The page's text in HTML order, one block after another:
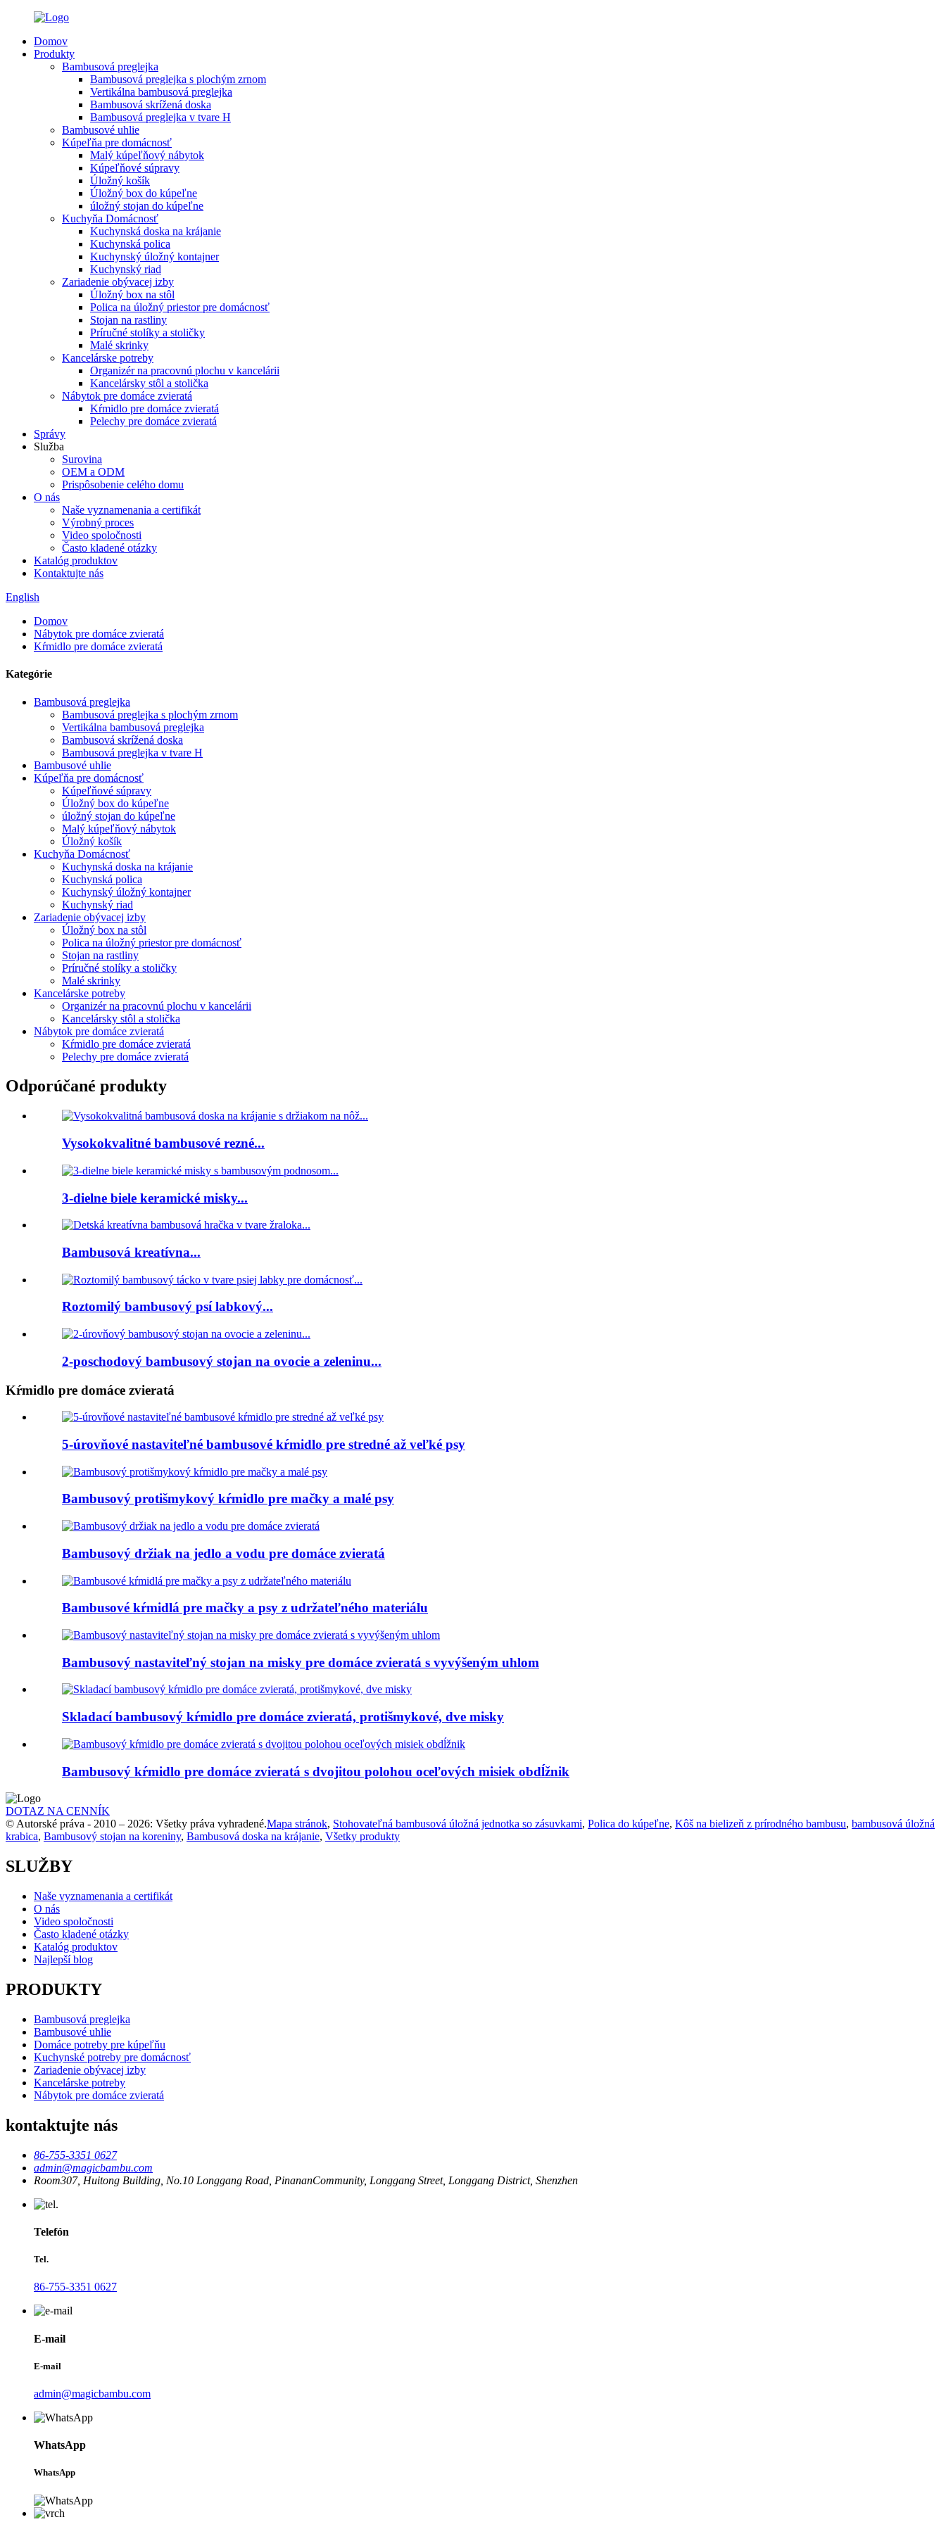
Domov
Produkty
Bambusová preglejka
Bambusová preglejka s plochým zrnom
Vertikálna bambusová preglejka
Bambusová skrížená doska
Bambusová preglejka v tvare H
Bambusové uhlie
Kúpeľňa pre domácnosť
Malý kúpeľňový nábytok
Kúpeľňové súpravy
Úložný košík
Úložný box do kúpeľne
úložný stojan do kúpeľne
Kuchyňa Domácnosť
Kuchynská doska na krájanie
Kuchynská polica
Kuchynský úložný kontajner
Kuchynský riad
Zariadenie obývacej izby
Úložný box na stôl
Polica na úložný priestor pre domácnosť
Stojan na rastliny
Príručné stolíky a stoličky
Malé skrinky
Kancelárske potreby
Organizér na pracovnú plochu v kancelárii
Kancelársky stôl a stolička
Nábytok pre domáce zvieratá
Kŕmidlo pre domáce zvieratá
Pelechy pre domáce zvieratá
Správy
Služba
Surovina
OEM a ODM
Prispôsobenie celého domu
O nás
Naše vyznamenania a certifikát
Výrobný proces
Video spoločnosti
Často kladené otázky
Katalóg produktov
Kontaktujte nás
English
Domov
Nábytok pre domáce zvieratá
Kŕmidlo pre domáce zvieratá
Kategórie
Bambusová preglejka
Bambusová preglejka s plochým zrnom
Vertikálna bambusová preglejka
Bambusová skrížená doska
Bambusová preglejka v tvare H
Bambusové uhlie
Kúpeľňa pre domácnosť
Kúpeľňové súpravy
Úložný box do kúpeľne
úložný stojan do kúpeľne
Malý kúpeľňový nábytok
Úložný košík
Kuchyňa Domácnosť
Kuchynská doska na krájanie
Kuchynská polica
Kuchynský úložný kontajner
Kuchynský riad
Zariadenie obývacej izby
Úložný box na stôl
Polica na úložný priestor pre domácnosť
Stojan na rastliny
Príručné stolíky a stoličky
Malé skrinky
Kancelárske potreby
Organizér na pracovnú plochu v kancelárii
Kancelársky stôl a stolička
Nábytok pre domáce zvieratá
Kŕmidlo pre domáce zvieratá
Pelechy pre domáce zvieratá
Odporúčané produkty
Vysokokvalitné bambusové rezné...
3-dielne biele keramické misky...
Bambusová kreatívna...
Roztomilý bambusový psí labkový...
2-poschodový bambusový stojan na ovocie a zeleninu...
Kŕmidlo pre domáce zvieratá
5-úrovňové nastaviteľné bambusové kŕmidlo pre stredné až veľké psy
Bambusový protišmykový kŕmidlo pre mačky a malé psy
Bambusový držiak na jedlo a vodu pre domáce zvieratá
Bambusové kŕmidlá pre mačky a psy z udržateľného materiálu
Bambusový nastaviteľný stojan na misky pre domáce zvieratá s vyvýšeným uhlom
Skladací bambusový kŕmidlo pre domáce zvieratá, protišmykové, dve misky
Bambusový kŕmidlo pre domáce zvieratá s dvojitou polohou oceľových misiek obdĺžnik
DOTAZ NA CENNÍK
© Autorské práva - 2010 – 2026: Všetky práva vyhradené.Mapa stránok, Stohovateľná bambusová úložná jednotka so zásuvkami, Polica do kúpeľne, Kôš na bielizeň z prírodného bambusu, bambusová úložná
krabica, Bambusový stojan na koreniny, Bambusová doska na krájanie, Všetky produkty
SLUŽBY
Naše vyznamenania a certifikát
O nás
Video spoločnosti
Často kladené otázky
Katalóg produktov
Najlepší blog
PRODUKTY
Bambusová preglejka
Bambusové uhlie
Domáce potreby pre kúpeľňu
Kuchynské potreby pre domácnosť
Zariadenie obývacej izby
Kancelárske potreby
Nábytok pre domáce zvieratá
kontaktujte nás
86-755-3351 0627
admin@magicbambu.com
Room307, Huitong Building, No.10 Longgang Road, PinananCommunity, Longgang Street, Longgang District, Shenzhen
Telefón
Tel.
86-755-3351 0627
E-mail
E-mail
admin@magicbambu.com
WhatsApp
WhatsApp